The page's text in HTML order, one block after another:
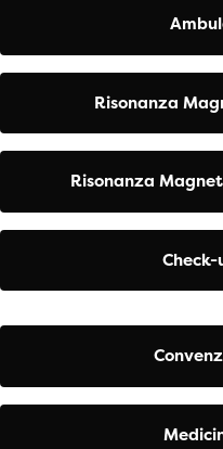
Risonanza
Risonanza